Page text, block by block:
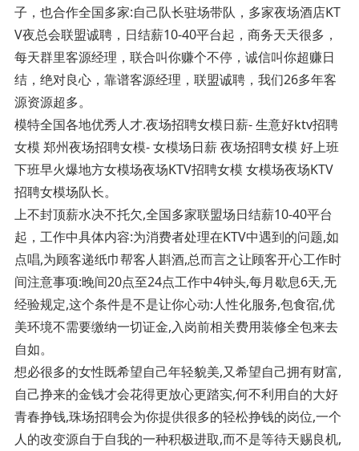
子，也合作全国多家:自己队长驻场带队，多家夜场酒店KT
V夜总会联盟诚聘，日结薪10-40平台起，商务天天很多，
每天群里客源经理，联合叫你赚个不停，诚信叫你超赚日
结，绝对良心，靠谱客源经理，联盟诚聘，我们26多年客
源资源超多。
模特全国各地优秀人才.夜场招聘女模日薪- 生意好ktv招聘
女模 郑州夜场招聘女模- 女模场日薪 夜场招聘女模 好上班
下班早火爆地方女模场夜场KTV招聘女模 女模场夜场KTV
招聘女模场队长。
上不封顶薪水决不托欠,全国多家联盟场日结薪10-40平台
起，工作中具体内容:为消费者处理在KTV中遇到的问题,如
点唱,为顾客递纸巾帮客人斟酒,总而言之让顾客开心工作时
间注意事项:晚间20点至24点工作中4钟头,每月歇息6天,无
经验规定,这个条件是不是让你心动:人性化服务,包食宿,优
美环境不需要缴纳一切证金,入岗前相关费用装修全包来去
自如。
想必很多的女性既希望自己年轻貌美,又希望自己拥有财富,
自己挣来的金钱才会花得更放心更踏实,何不利用自的大好
青春挣钱,珠场招聘会为你提供很多的轻松挣钱的岗位,一个
人的改变源自于自我的一种积极进取,而不是等待天赐良机,